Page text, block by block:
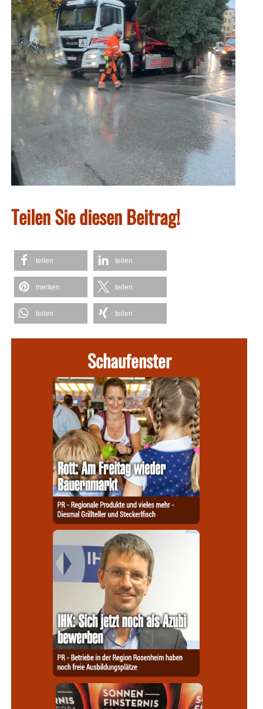
Teilen Sie diesen Beitrag!
teilen teilen
merken teilen
teilen teilen
Schaufenster